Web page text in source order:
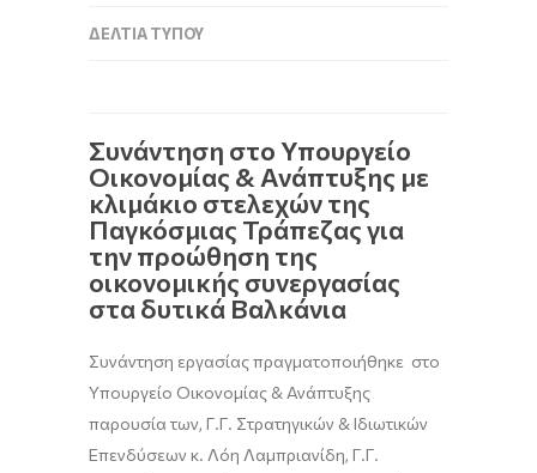
ΔΕΛΤΊΑ ΤΎΠΟΥ
Συνάντηση στο Υπουργείο
Οικονομίας & Ανάπτυξης με
κλιμάκιο στελεχών της
Παγκόσμιας Τράπεζας για
την προώθηση της
οικονομικής συνεργασίας
στα δυτικά Βαλκάνια
Συνάντηση εργασίας πραγματοποιήθηκε στο
Υπουργείο Οικονομίας & Ανάπτυξης
παρουσία των, Γ.Γ. Στρατηγικών & Ιδιωτικών
Επενδύσεων κ. Λόη Λαμπριανίδη, Γ.Γ.